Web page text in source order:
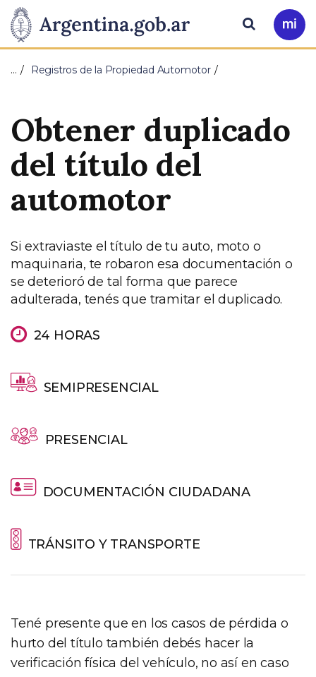
Presidencia
de
Nación
Pasar al contenido principal
Ir
a
Buscar
… Registros de la Propiedad Automotor
Obtener duplicado
del título del
automotor
Si extraviaste el título de tu auto, moto o
maquinaria, te robaron esa documentación o
se deterioró de tal forma que parece
adulterada, tenés que tramitar el duplicado.
24 HORAS
SEMIPRESENCIAL
PRESENCIAL
DOCUMENTACIÓN CIUDADANA
TRÁNSITO Y TRANSPORTE
Tené presente que en los casos de pérdida o
hurto del título también debés hacer la
verificación física del vehículo, no así en caso